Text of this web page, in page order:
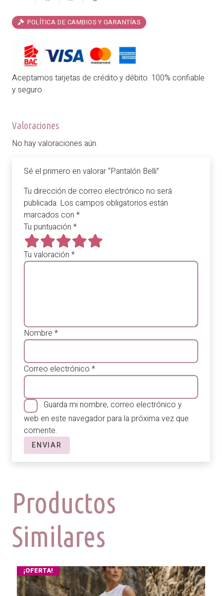
POLÍTICA DE CAMBIOS Y GARANTÍAS
Aceptamos tarjetas de crédito.y débito. 100% confiable
y seguro.
Valoraciones
No hay valoraciones aún.
Sé el primero en valorar “Pantalón Belli”
Tu dirección de correo electrónico no será
publicada. Los campos obligatorios están
marcados con *
Tu puntuación *
Tu valoración *
Nombre *
Correo electrónico *
Guarda mi nombre, correo electrónico y
web en este navegador para la próxima vez que
comente.
Productos
Similares
¡OFERTA!